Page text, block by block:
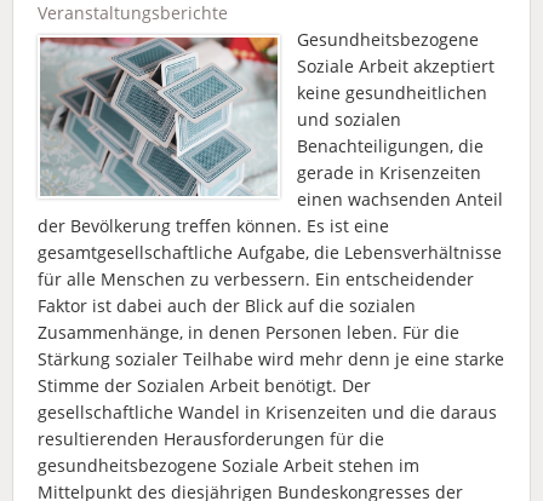
Veranstaltungsberichte
Gesundheitsbezogene
Soziale Arbeit akzeptiert
keine gesundheitlichen
und sozialen
Benachteiligungen, die
gerade in Krisenzeiten
einen wachsenden Anteil
der Bevölkerung treffen können. Es ist eine
gesamtgesellschaftliche Aufgabe, die Lebensverhältnisse
für alle Menschen zu verbessern. Ein entscheidender
Faktor ist dabei auch der Blick auf die sozialen
Zusammenhänge, in denen Personen leben. Für die
Stärkung sozialer Teilhabe wird mehr denn je eine starke
Stimme der Sozialen Arbeit benötigt. Der
gesellschaftliche Wandel in Krisenzeiten und die daraus
resultierenden Herausforderungen für die
gesundheitsbezogene Soziale Arbeit stehen im
Mittelpunkt des diesjährigen Bundeskongresses der